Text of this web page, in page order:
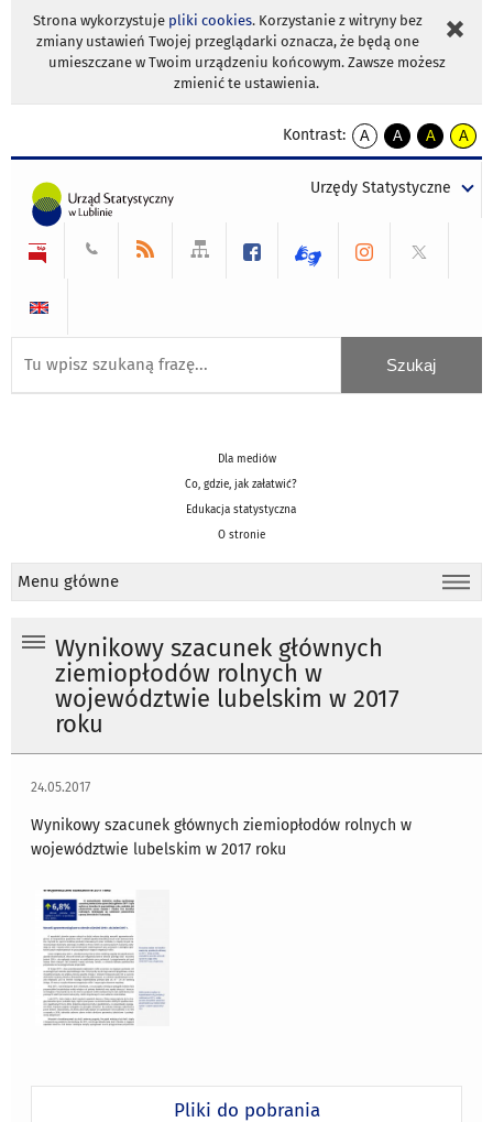
Strona wykorzystuje pliki cookies. Korzystanie z witryny bez
zmiany ustawień Twojej przeglądarki oznacza, że będą one
umieszczane w Twoim urządzeniu końcowym. Zawsze możesz
zmienić te ustawienia.
Kontrast:
A
kontrast
A
kontrast
tekst
czarnym
A
kontrast
tekst
czarnym
A
tekst
żółtym
Urzędy Statystyczne
Dla mediów
Co, gdzie, jak załatwić?
Edukacja statystyczna
O stronie
Menu główne
Wynikowy szacunek głównych
ziemiopłodów rolnych w
województwie lubelskim w 2017
roku
24.05.2017
Wynikowy szacunek głównych ziemiopłodów rolnych w
województwie lubelskim w 2017 roku
Pliki do pobrania